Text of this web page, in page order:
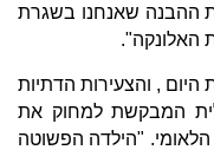
ההבנה שאנחנו בשגרת
האלונקה".
, והצעירות הדתיות
המבקשת למחוק את
"הילדה הפשוטה